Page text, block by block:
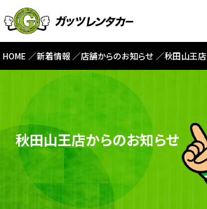
HOME 新着情報 店舗からのお知らせ 秋田山王店
秋田山王店からのお知らせ